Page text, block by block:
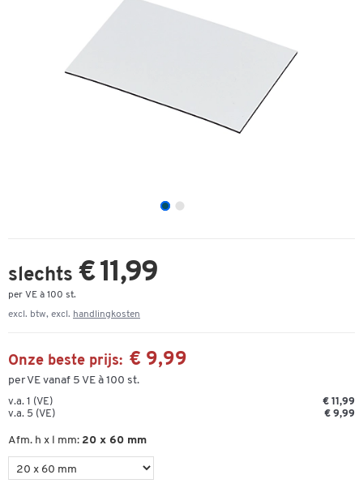
slechts € 11,99
per VE à 100 st.
excl. btw, excl. handlingkosten
Onze beste prijs: € 9,99
per VE vanaf 5 VE à 100 st.
v.a. 1 (VE)
€ 11,99
v.a. 5 (VE)
€ 9,99
Afm. h x l mm: 20 x 60 mm